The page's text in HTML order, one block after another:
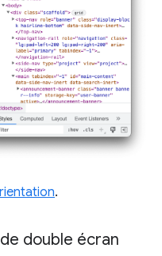
.
double écran